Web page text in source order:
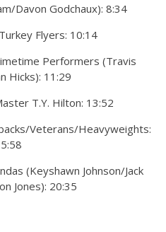
Davon Godchaux): 8:34
Flyers: 10:14
Performers (Travis
Hicks): 11:29
T.Y. Hilton: 13:52
Veterans/Heavyweights:
(Keyshawn Johnson/Jack
Jones): 20:35